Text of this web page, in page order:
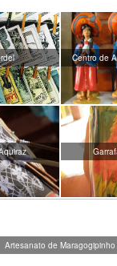
Centro de
Artesanato de Maragogipinho